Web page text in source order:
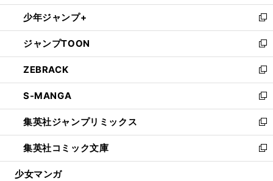
開
く
ウ
で
開
く
ン
ド
ウ
で
開
く
ウ
ィ
ン
ド
ウ
で
開
く
し
い
ウ
ィ
ン
ド
ウ
で
開
く
少年ジャンプ+
新
し
い
ウ
ィ
ン
ド
ウ
で
開
く
ジャンプTOON
新
し
い
ウ
ィ
ン
ド
ウ
で
開
ZEBRACK
新
し
い
ウ
ィ
ン
ド
ウ
S-MANGA
新
し
い
ウ
ィ
ン
集英社ジャンプリミックス
新
し
い
ウ
集英社コミック文庫
新
し
少女マンガ